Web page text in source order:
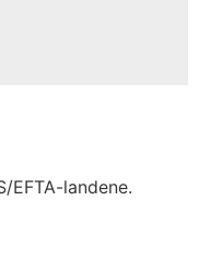
EFTA-landene.